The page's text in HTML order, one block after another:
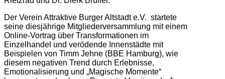
Der Verein Attraktive Burger Altstadt e.V. startete
seine diesjährige Mitgliederversammlung mit einem
Online-Vortrag über Transformationen im
Einzelhandel und verödende Innenstädte mit
Beispielen von Timm Jehne (BBE Hamburg), wie
diesem negativen Trend durch Erlebnisse,
Emotionalisierung und „Magische Momente“